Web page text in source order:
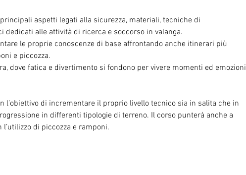
aspetti legati alla sicurezza, materiali, tecniche di
alle attività di ricerca e soccorso in valanga.
le proprie conoscenze di base affrontando anche itinerari più
e piccozza.
dove fatica e divertimento si fondono per vivere momenti ed emozioni
l’obiettivo di incrementare il proprio livello tecnico sia in salita che in
in differenti tipologie di terreno. Il corso punterà anche a
di piccozza e ramponi.